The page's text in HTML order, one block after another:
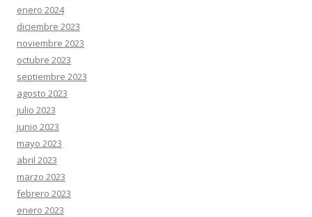
enero 2024
diciembre 2023
noviembre 2023
octubre 2023
septiembre 2023
agosto 2023
julio 2023
junio 2023
mayo 2023
abril 2023
marzo 2023
febrero 2023
enero 2023